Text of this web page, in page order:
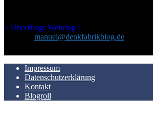
< UberBlogr Webring >
manuel@denkfabrikblog.de
Impressum
Datenschutzerklärung
Kontakt
Blogroll